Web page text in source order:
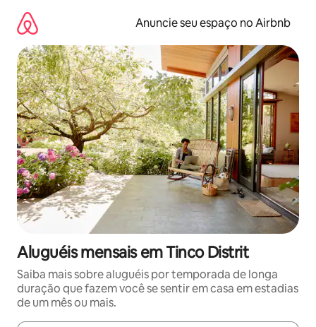
para
conteúdo
Anuncie seu espaço no Airbnb
Aluguéis mensais em Tinco Distrit
Saiba mais sobre aluguéis por temporada de longa
duração que fazem você se sentir em casa em estadias
de um mês ou mais.